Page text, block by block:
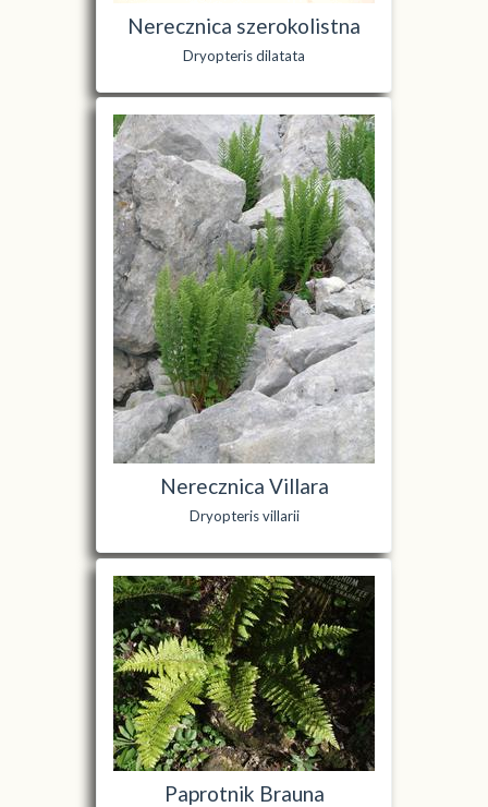
Nerecznica szerokolistna
Dryopteris dilatata
Nerecznica Villara
Dryopteris villarii
Paprotnik Brauna